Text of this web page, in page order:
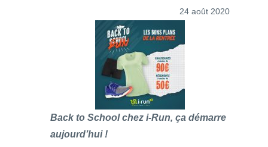
24 août 2020
Back to School chez i-Run, ça démarre
aujourd’hui !